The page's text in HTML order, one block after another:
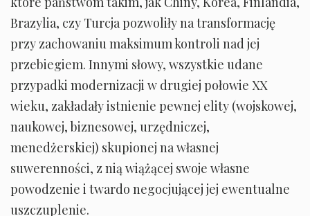
Brazylia, czy Turcja pozwoliły na transformację
przy zachowaniu maksimum kontroli nad jej
przebiegiem. Innymi słowy, wszystkie udane
przypadki modernizacji w drugiej połowie XX
wieku, zakładały istnienie pewnej elity (wojskowej,
naukowej, biznesowej, urzędniczej,
menedżerskiej) skupionej na własnej
suwerenności, z nią wiążącej swoje własne
powodzenie i twardo negocjującej jej ewentualne
uszczuplenie.